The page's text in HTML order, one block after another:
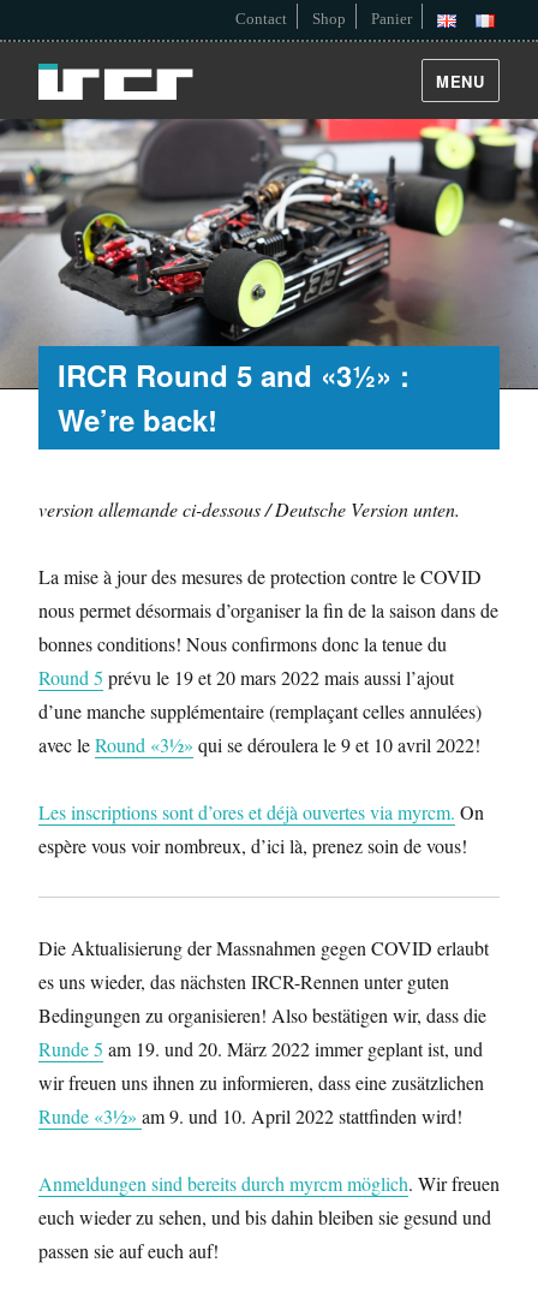
Contact Shop Panier
MENU
IRCR Round 5 and «3½» :
We’re back!
version allemande ci-dessous / Deutsche Version unten.
La mise à jour des mesures de protection contre le COVID
nous permet désormais d’organiser la fin de la saison dans de
bonnes conditions! Nous confirmons donc la tenue du
Round 5 prévu le 19 et 20 mars 2022 mais aussi l’ajout
d’une manche supplémentaire (remplaçant celles annulées)
avec leRound «3½» qui se déroulera le 9 et 10 avril 2022!
Les inscriptions sont d’ores et déjà ouvertes via myrcm. On
espère vous voir nombreux, d’ici là, prenez soin de vous!
Die Aktualisierung der Massnahmen gegen COVID erlaubt
es uns wieder, das nächsten IRCR-Rennen unter guten
Bedingungen zu organisieren! Also bestätigen wir, dass die
Runde 5 am 19. und 20. März 2022 immer geplant ist, und
wir freuen uns ihnen zu informieren, dass eine zusätzlichen
Runde «3½» am 9. und 10. April 2022 stattfinden wird!
Anmeldungen sind bereits durch myrcm möglich. Wir freuen
euch wieder zu sehen, und bis dahin bleiben sie gesund und
passen sie auf euch auf!